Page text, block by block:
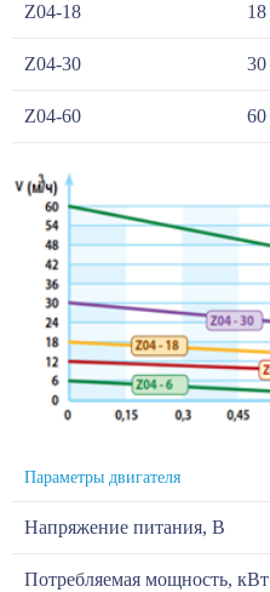
Z04-18 18
Z04-30 30
Z04-60 60
Параметры двигателя
Напряжение питания, В
Потребляемая мощность, кВт